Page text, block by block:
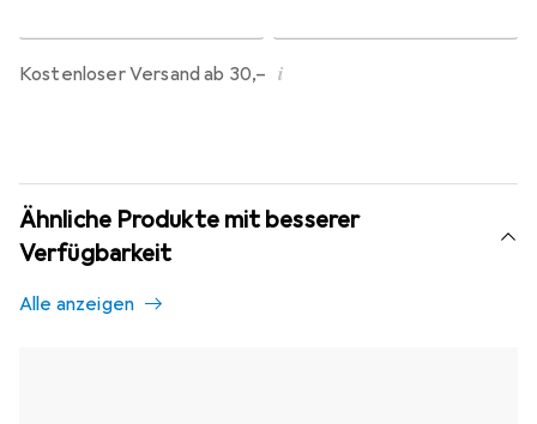
Kostenloser Versand ab 30,– i
Ähnliche Produkte mit besserer
Verfügbarkeit
Alle anzeigen